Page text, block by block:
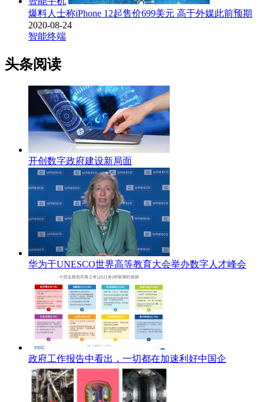
爆料人士称iPhone 12起售价699美元 高于外媒此前预期
2020-08-24
智能终端
头条阅读
开创数字政府建设新局面
华为于UNESCO世界高等教育大会举办数字人才峰会
政府工作报告中看出，一切都在加速利好中国企